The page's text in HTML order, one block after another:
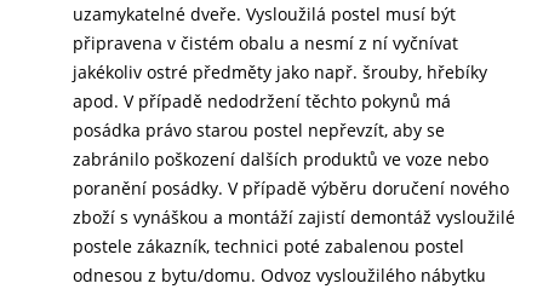
uzamykatelné dveře. Vysloužilá postel musí být
připravena v čistém obalu a nesmí z ní vyčnívat
jakékoliv ostré předměty jako např. šrouby, hřebíky
apod. V případě nedodržení těchto pokynů má
posádka právo starou postel nepřevzít, aby se
zabránilo poškození dalších produktů ve voze nebo
poranění posádky. V případě výběru doručení nového
zboží s vynáškou a montáží zajistí demontáž vysloužilé
postele zákazník, technici poté zabalenou postel
odnesou z bytu/domu. Odvoz vysloužilého nábytku